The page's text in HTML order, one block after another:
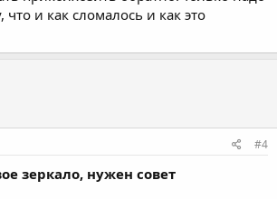
что и как сломалось и как это
#4
зеркало, нужен совет